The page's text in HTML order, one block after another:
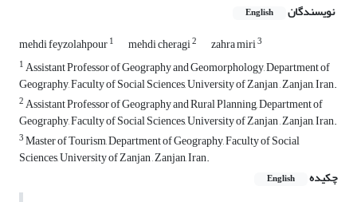
نویسندگان English
mehdi feyzolahpour1 mehdi cheragi2 zahra miri3
1Assistant Professor of Geography and Geomorphology, Department of
Geography, Faculty of Social Sciences, University of Zanjan , Zanjan, Iran.
2Assistant Professor of Geography and Rural Planning, Department of
Geography, Faculty of Social Sciences, University of Zanjan , Zanjan, Iran.
3Master of Tourism, Department of Geography, Faculty of Social
Sciences, University of Zanjan , Zanjan, Iran.
چکیده
English